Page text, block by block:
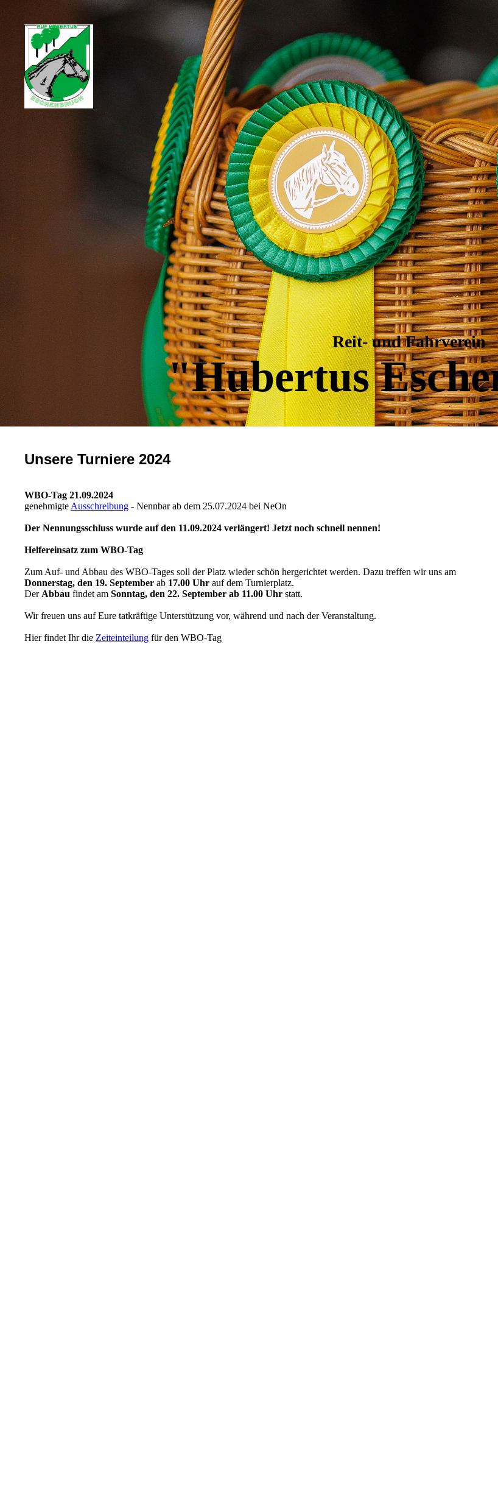
Reit- und Fahrverein
"Hubertus
Unsere Turniere 2024
WBO-Tag 21.09.2024
genehmigte Ausschreibung - Nennbar ab dem 25.07.2024 bei NeOn
Der Nennungsschluss wurde auf den 11.09.2024 verlängert! Jetzt noch schnell nennen!
Helfereinsatz zum WBO-Tag
Zum Auf- und Abbau des WBO-Tages soll der Platz wieder schön hergerichtet werden. Dazu treffen wir uns am
Donnerstag, den 19. September ab 17.00 Uhr auf dem Turnierplatz.
Der Abbau findet am Sonntag, den 22. September ab 11.00 Uhr statt.
Wir freuen uns auf Eure tatkräftige Unterstützung vor, während und nach der Veranstaltung.
Hier findet Ihr die Zeiteinteilung für den WBO-Tag